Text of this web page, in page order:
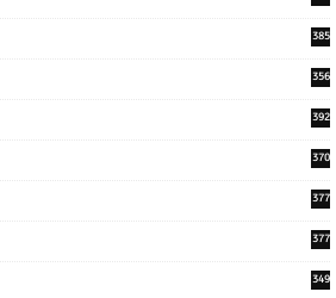
385
356
392
370
377
377
349